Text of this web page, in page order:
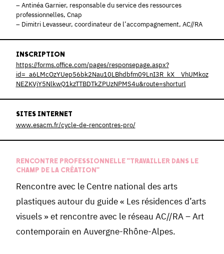
– Antinéa Garnier, responsable du service des ressources
professionnelles, Cnap
– Dimitri Levasseur, coordinateur de l’accompagnement, AC//RA
INSCRIPTION
https://forms.office.com/pages/responsepage.aspx?
id=_a6LMcOzYUep56bk2Nau10LBhdbfm09LnI3R_kX__VhUMkoz
NEZKVjY5NlkwQ1kzTTBDTkZPUzNPMS4u&route=shorturl
SITES INTERNET
www.esacm.fr/cycle-de-rencontres-pro/
RENCONTRE PROFESSIONNELLE "TRAVAILLER DANS LE
CHAMP DE LA CRÉATION"
Rencontre avec le Centre national des arts
plastiques autour du guide « Les résidences d’arts
visuels » et rencontre avec le réseau AC//RA – Art
contemporain en Auvergne-Rhône-Alpes.